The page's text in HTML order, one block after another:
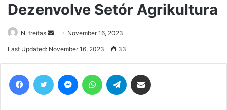
Dezenvolve Setór Agrikultura
N. freitas
SendNovember 16, 2023
Last Updated: November 16, 2023 33